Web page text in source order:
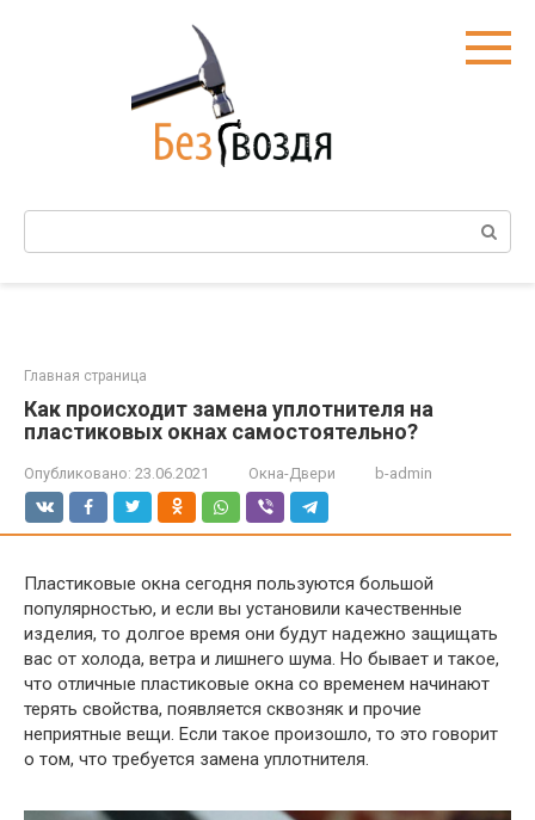
Поиск:
Главная страница
Как происходит замена уплотнителя на
пластиковых окнах самостоятельно?
Опубликовано: 23.06.2021 Окна-Двери b-admin
Пластиковые окна сегодня пользуются большой
популярностью, и если вы установили качественные
изделия, то долгое время они будут надежно защищать
вас от холода, ветра и лишнего шума. Но бывает и такое,
что отличные пластиковые окна со временем начинают
терять свойства, появляется сквозняк и прочие
неприятные вещи. Если такое произошло, то это говорит
о том, что требуется замена уплотнителя.